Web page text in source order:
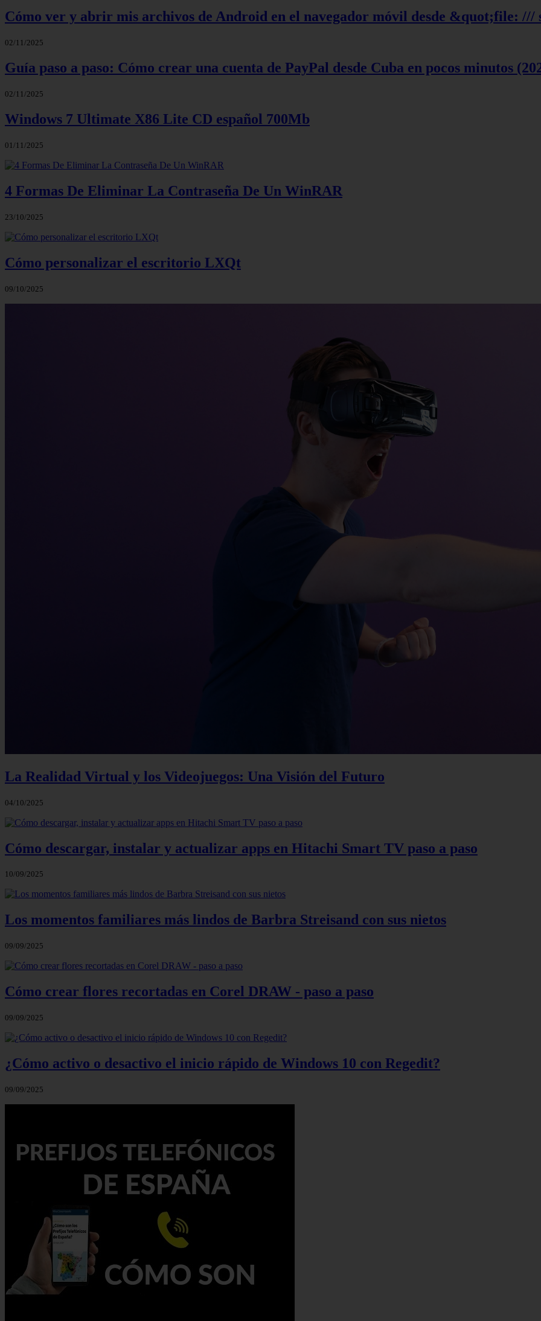
Cómo ver y abrir mis archivos de Android en el navegador móvil desde &quot;file:
02/11/2025
Guía paso a paso: Cómo crear una cuenta de PayPal desde Cuba en pocos minutos
02/11/2025
Windows 7 Ultimate X86 Lite CD español 700Mb
01/11/2025
4 Formas De Eliminar La Contraseña De Un WinRAR
23/10/2025
Cómo personalizar el escritorio LXQt
09/10/2025
La Realidad Virtual y los Videojuegos: Una Visión del Futuro
04/10/2025
Cómo descargar, instalar y actualizar apps en Hitachi Smart TV paso a paso
10/09/2025
Los momentos familiares más lindos de Barbra Streisand con sus nietos
09/09/2025
Cómo crear flores recortadas en Corel DRAW - paso a paso
09/09/2025
¿Cómo activo o desactivo el inicio rápido de Windows 10 con Regedit?
09/09/2025